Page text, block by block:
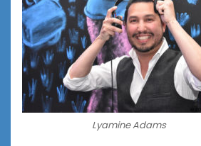
Lyamine Adams